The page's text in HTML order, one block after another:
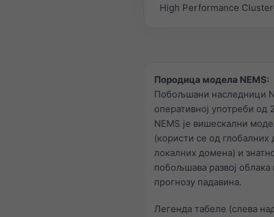
High Performance
Породица модела NEMS:
Побољшани наследници
оперативној употреби од
NEMS је вишескални
(користи се од глобалних
локалних домена) и
побољшава развој облака
прогнозу падавина.
Легенда табеле (слева